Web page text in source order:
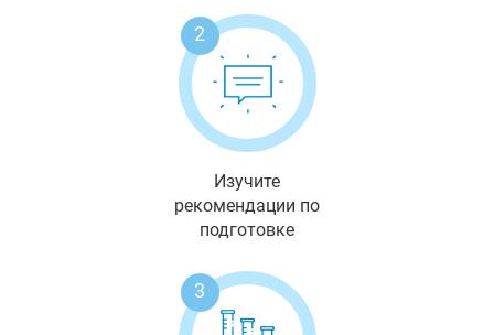
2
Изучите
рекомендации по
подготовке
3